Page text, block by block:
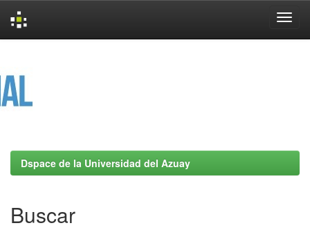
Dspace de la Universidad del Azuay
Buscar